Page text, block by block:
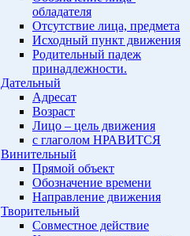
обладателя
Отсутствие лица, предмета
Исходный пункт движения
Родительный падеж
принадлежности.
Дательный
Адресат
Возраст
Лицо – цель движения
с глаголом НРАВИТСЯ
Винительный
Прямой объект
Обозначение времени
Направление движения
Творительный
Совместное действие